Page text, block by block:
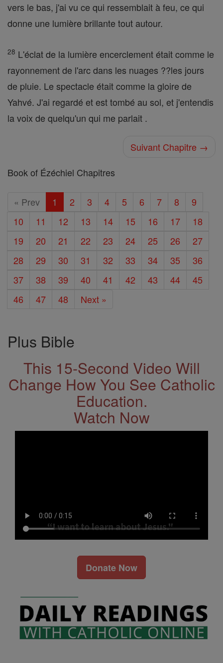
vers le bas, j'ai vu ce qui ressemblait à feu, ce qui
donne une lumière brillante tout autour.
28 L'éclat de la lumière encerclement était comme le
rayonnement de l'arc dans les nuages ??les jours
de pluie. Le spectacle était comme la gloire de
Yahvé. J'ai regardé et est tombé au sol, et j'entendis
la voix de quelqu'un qui me parlait .
Suivant Chapitre →
Book of Ézéchiel Chapitres
« Prev 1 2 3 4 5 6 7 8
9
10
11 12 13 14 15 16 17
18
19
20 21 22 23 24 25 26
27
28
29 30 31 32 33 34 35
36
37
38 39 40 41 42 43 44
45
46
47 48 Next »
Plus Bible
This 15-Second Video Will
Change How You See Catholic
Education.
Watch Now
Donate Now